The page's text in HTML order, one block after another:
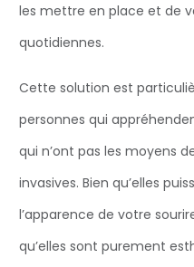
les mettre en place et de
quotidiennes.
Cette solution est
personnes qui
qui n’ont pas les moyens
invasives. Bien qu’elles
l’apparence de votre
qu’elles sont purement